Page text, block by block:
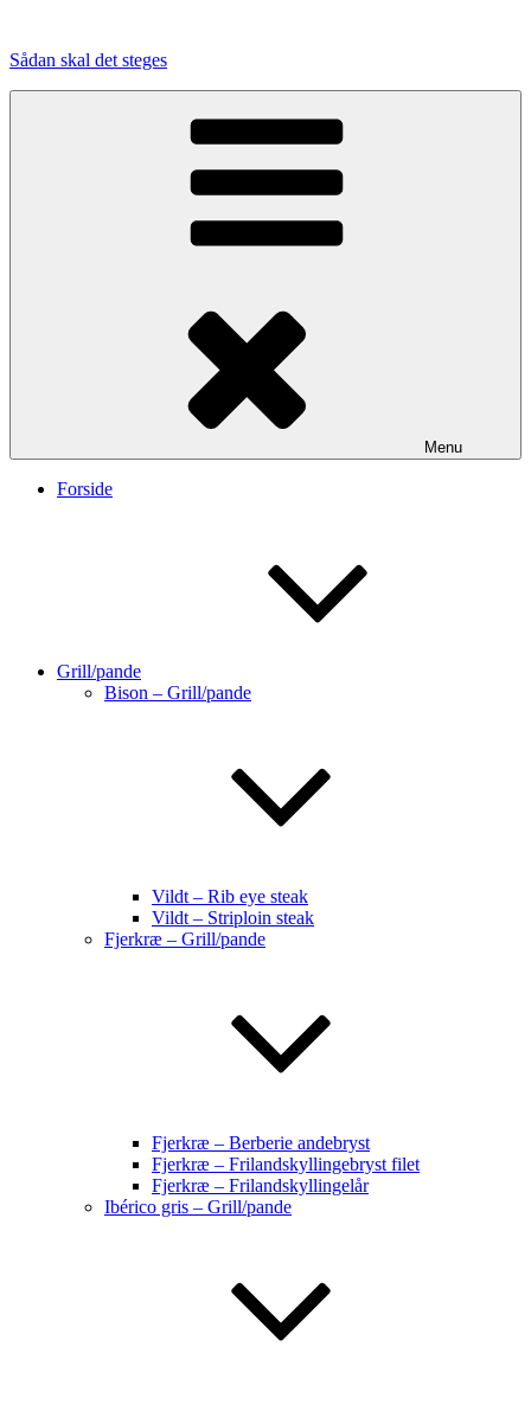
indhold
Sådan skal det steges
Menu
Forside
Grill/pande
Bison – Grill/pande
Vildt – Rib eye steak
Vildt – Striploin steak
Fjerkræ – Grill/pande
Fjerkræ – Berberie andebryst
Fjerkræ – Frilandskyllingebryst filet
Fjerkræ – Frilandskyllingelår
Ibérico gris – Grill/pande